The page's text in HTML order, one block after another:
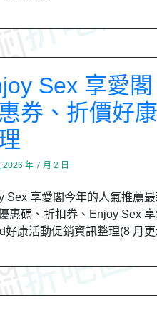
Sex 享愛閣
券、折價好
2026 年 7 月 2 日
Sex 享愛閣今年的人氣推薦
惠碼、折扣券、Enjoy Sex 享
好康活動促銷資訊整理(8 月